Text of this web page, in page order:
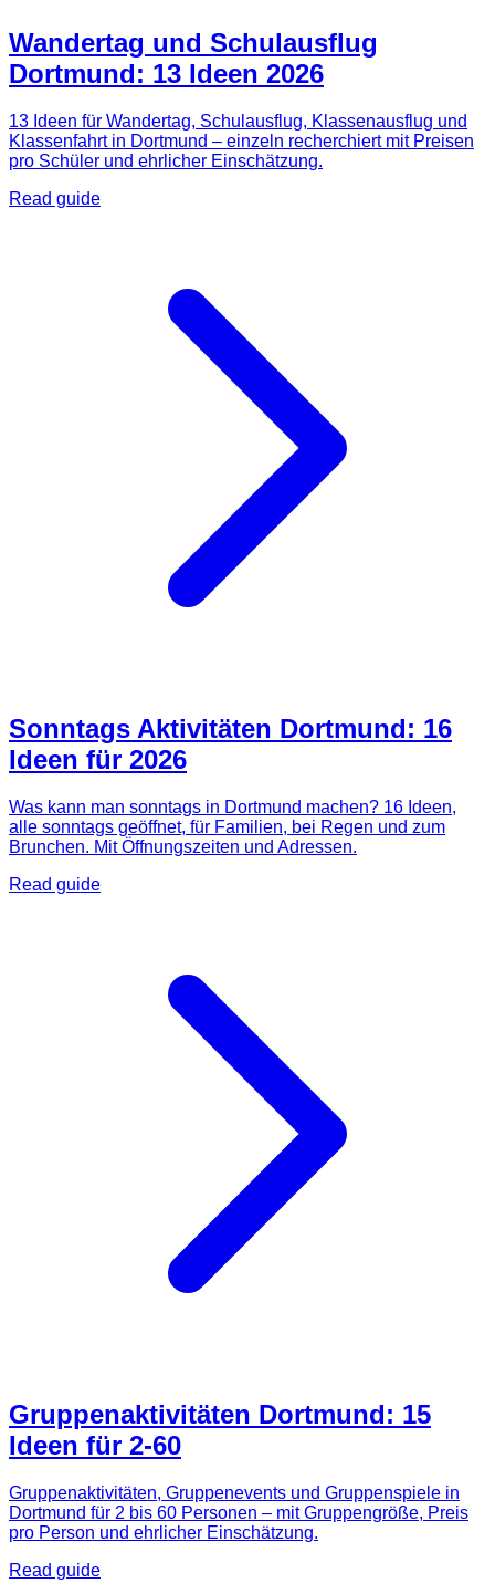
Wandertag und Schulausflug
Dortmund: 13 Ideen 2026
13 Ideen für Wandertag, Schulausflug, Klassenausflug und
Klassenfahrt in Dortmund – einzeln recherchiert mit Preisen
pro Schüler und ehrlicher Einschätzung.
Read guide
Sonntags Aktivitäten Dortmund: 16
Ideen für 2026
Was kann man sonntags in Dortmund machen? 16 Ideen,
alle sonntags geöffnet, für Familien, bei Regen und zum
Brunchen. Mit Öffnungszeiten und Adressen.
Read guide
Gruppenaktivitäten Dortmund: 15
Ideen für 2-60
Gruppenaktivitäten, Gruppenevents und Gruppenspiele in
Dortmund für 2 bis 60 Personen – mit Gruppengröße, Preis
pro Person und ehrlicher Einschätzung.
Read guide